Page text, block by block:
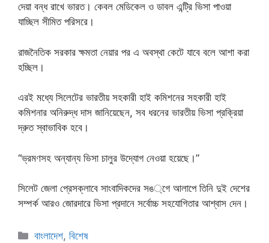
দেয়া বন্ধ রাখে ভারত। কেবল মেডিকেল ও ডাবল এন্ট্রি ভিসা পাওয়া
যাচ্ছিল সীমিত পরিসরে।
রাজনৈতিক সরকার ক্ষমতা নেয়ার পর এ অবস্থা কেটে যাবে বলে আশা করা
হচ্ছিল।
এরই মধ্যে সিলেটের ভারতীয় সহকারী হাই কমিশনের সহকারী হাই
কমিশনার অনিরুদ্ধ দাস জানিয়েছেন, সব ধরনের ভারতীয় ভিসা প্রক্রিয়া
দ্রুত স্বাভাবিক হবে।
“ভ্রমণসহ অন্যান্য ভিসা চালুর উদ্যোগ নেওয়া হয়েছে।”
সিলেট জেলা প্রেসক্লাবে সাংবাদিকদের সঙ্গে আলাপে তিনি দুই দেশের
সম্পর্ক আরও জোরদারে ভিসা প্রদানে সর্বোচ্চ সহযোগিতার আশ্বাস দেন।
Categories
বাংলাদেশ,বিশেষ